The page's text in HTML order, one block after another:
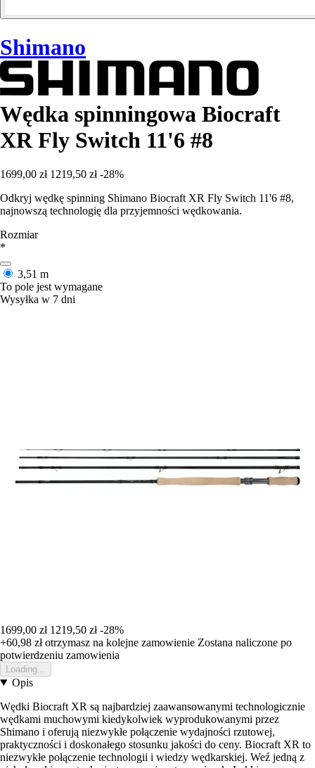
Shimano
Wędka spinningowa Biocraft
XR Fly Switch 11'6 #8
1699,00 zł 1219,50 zł -28%
Odkryj wędkę spinning Shimano Biocraft XR Fly Switch 11'6 #8,
najnowszą technologię dla przyjemności wędkowania.
Rozmiar
*
3,51 m
To pole jest wymagane
Wysyłka w 7 dni
1699,00 zł 1219,50 zł -28%
+60,98 złotrzymasz na kolejne zamowienie Zostana naliczone po
potwierdzeniu zamowienia
Loading...
Opis
Wędki Biocraft XR są najbardziej zaawansowanymi technologicznie
wędkami muchowymi kiedykolwiek wyprodukowanymi przez
Shimano i oferują niezwykłe połączenie wydajności rzutowej,
praktyczności i doskonałego stosunku jakości do ceny. Biocraft XR to
niezwykłe połączenie technologii i wiedzy wędkarskiej. Weź jedną z